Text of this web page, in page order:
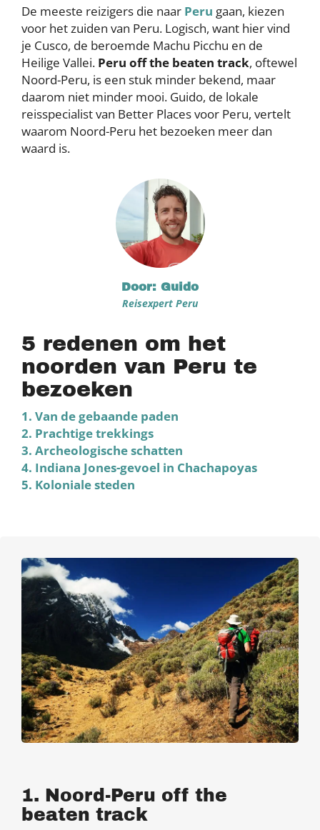
De meeste reizigers die naar Peru gaan, kiezen
voor het zuiden van Peru. Logisch, want hier vind
je Cusco, de beroemde Machu Picchu en de
Heilige Vallei. Peru off the beaten track, oftewel
Noord-Peru, is een stuk minder bekend, maar
daarom niet minder mooi. Guido, de lokale
reisspecialist van Better Places voor Peru, vertelt
waarom Noord-Peru het bezoeken meer dan
waard is.
Door: Guido
Reisexpert Peru
5 redenen om het
noorden van Peru te
bezoeken
1. Van de gebaande paden
2. Prachtige trekkings
3. Archeologische schatten
4. Indiana Jones-gevoel in Chachapoyas
5. Koloniale steden
1. Noord-Peru off the
beaten track